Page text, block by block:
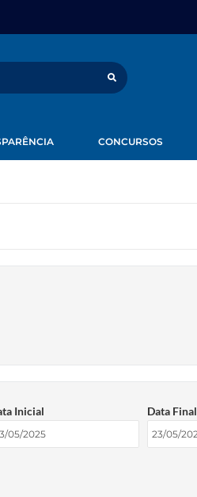
CONCURSOS
Inicial Data Final